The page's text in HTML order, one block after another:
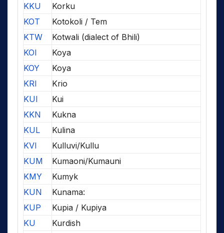
KKU
Korku
KOT
Kotokoli / Tem
KTW
Kotwali (dialect of Bhili)
KOI
Koya
KOY
Koya
KRI
Krio
KUI
Kui
KKN
Kukna
KUL
Kulina
KVI
Kulluvi/Kullu
KUM
Kumaoni/Kumauni
KMY
Kumyk
KUN
Kunama:
KUP
Kupia / Kupiya
KU
Kurdish